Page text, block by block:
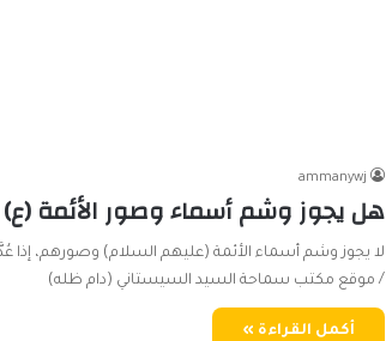
ammanywj
هل يجوز وشم أسماء وصور الأئمة
لا يجوز وشم أسماء الأئمة (عليهم السلام) وصورهم، إذا
/ موقع مكتب سماحة السيد السيستاني (دام ظله)
أكمل القراءة »